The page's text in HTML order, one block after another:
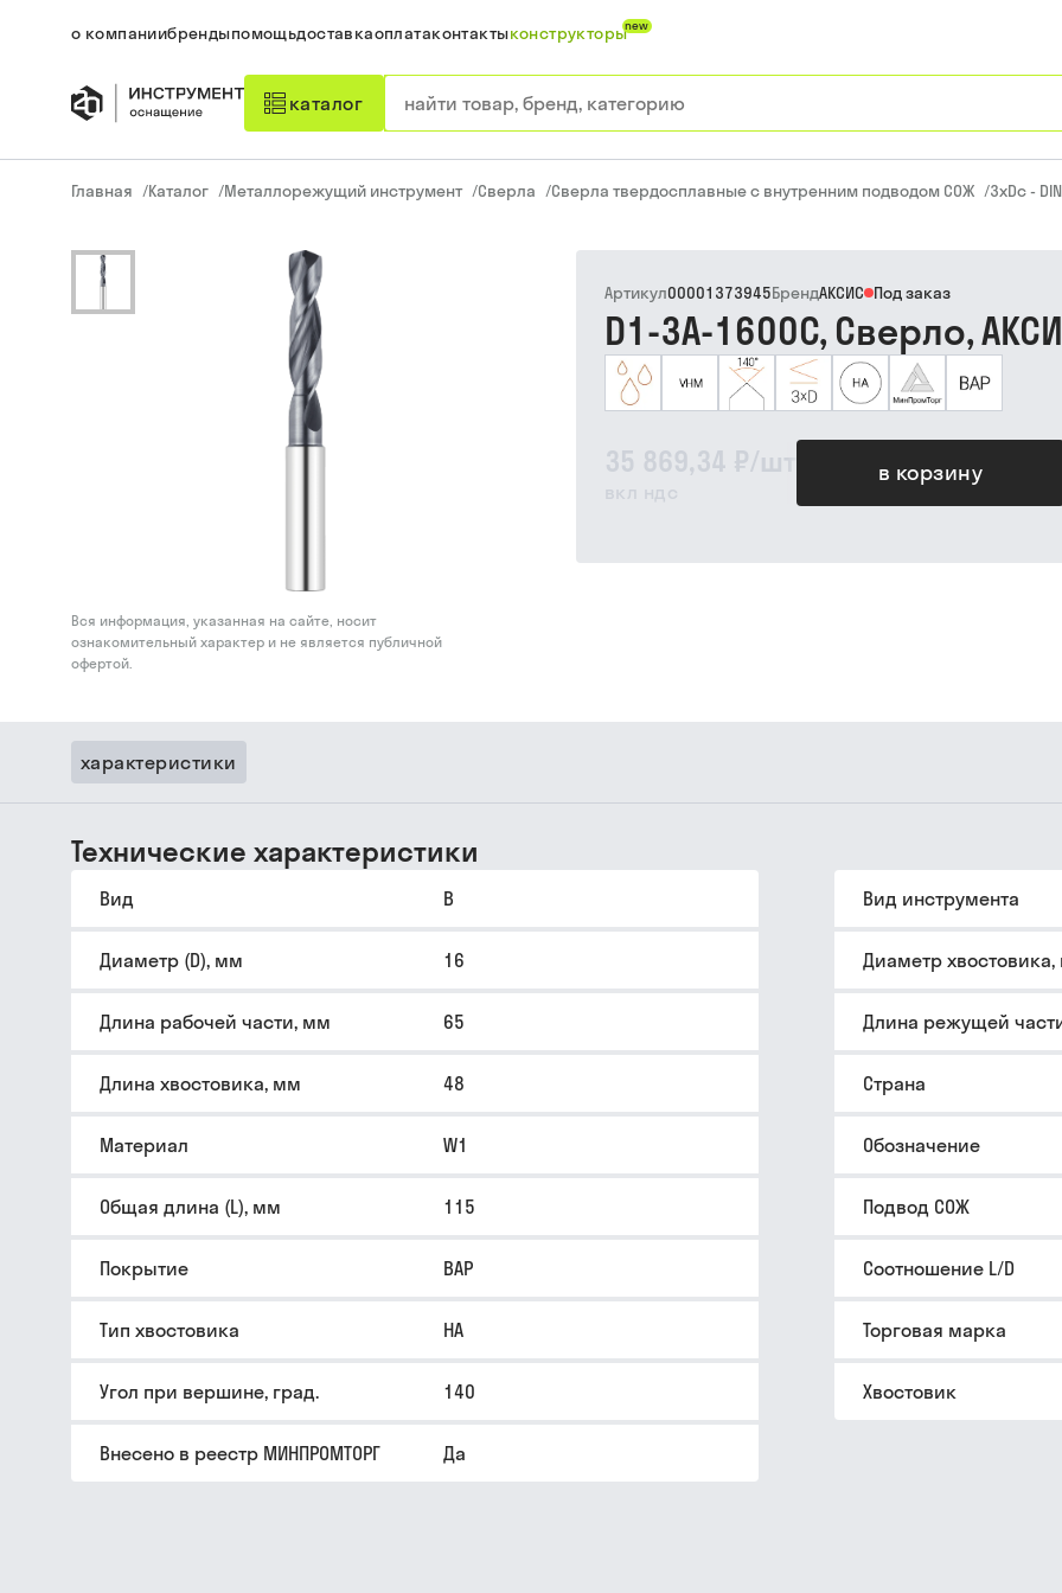
о компаниибрендыпомощьдоставкаоплатаконтактыконструкторыnew
каталог
Главная /Каталог /Металлорежущий инструмент /Сверла /Сверла твердосплавные с внутренним подводом СОЖ /3xDc -
Вся информация, указанная на сайте, носит
ознакомительный характер и не является публичной
офертой.
35 869,34 ₽/шт
вкл ндс
в корзину
Артикул00001373945БрендАКСИС Под заказ
D1-3A-1600C, Сверло,
характеристики
Технические характеристики
Вид B Вид инструмента
Диаметр (D), мм 16 Диаметр
Длина рабочей части, мм 65 Длина режущей
Длина хвостовика, мм 48 Страна
Материал W1 Обозначение
Общая длина (L), мм 115 Подвод СОЖ
Покрытие BAP Соотношение L/D
Тип хвостовика HA Торговая марка
Угол при вершине, град. 140 Хвостовик
Внесено в реестр МИНПРОМТОРГ Да